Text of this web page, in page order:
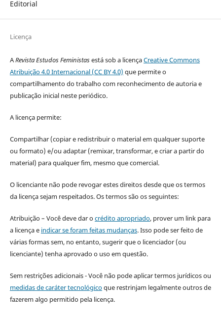
Editorial
Licença
ARevista Estudos Feministasestá sob a licençaCreative Commons
Atribuição 4.0 Internacional (CC BY 4.0) que permite o
compartilhamento do trabalho com reconhecimento de autoria e
publicação inicial neste periódico.
A licença permite:
Compartilhar (copiar e redistribuir o material em qualquer suporte
ou formato) e/ou adaptar (remixar, transformar, e criar a partir do
material) para qualquer fim, mesmo que comercial.
O licenciante não pode revogar estes direitos desde que os termos
da licença sejam respeitados. Os termos são os seguintes:
Atribuição – Você deve dar ocrédito apropriado, prover um link para
a licença e indicar se foram feitas mudanças. Isso pode ser feito de
várias formas sem, no entanto, sugerir que o licenciador (ou
licenciante) tenha aprovado o uso em questão.
Sem restrições adicionais - Você não pode aplicar termos jurídicos ou
medidas de caráter tecnológicoque restrinjam legalmente outros de
fazerem algo permitido pela licença.